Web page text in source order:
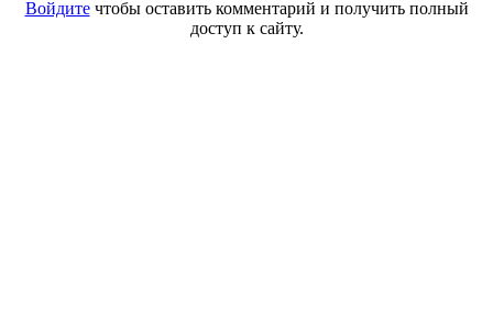
Войдитечтобы оставить комментарий и получить полный
доступ к сайту.